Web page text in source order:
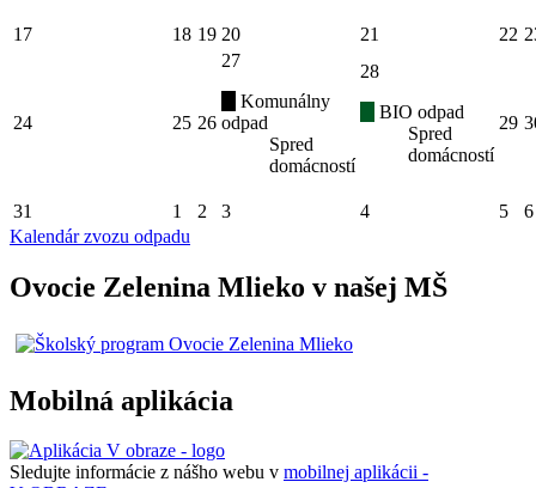
17 18 19 20 21 22
24 25 26
27
Komunálny
odpad
Spred
domácností
28
BIO odpad
Spred
domácností
29
31 1 2 3 4 5
6
Kalendár zvozu odpadu
Ovocie Zelenina Mlieko v našej MŠ
Mobilná aplikácia
Sledujte informácie z nášho webu v mobilnej aplikácii -